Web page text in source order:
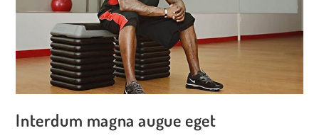
Interdum magna augue eget